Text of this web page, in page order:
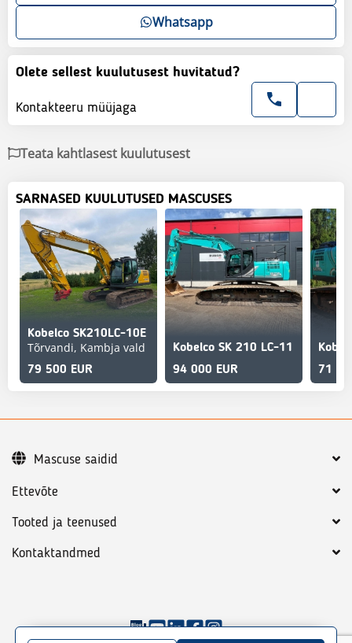
Whatsapp
Olete sellest kuulutusest huvitatud?
Kontakteeru müüjaga
Teata kahtlasest kuulutusest
SARNASED KUULUTUSED MASCUSES
Kobelco SK210LC-10E
Tõrvandi, Kambja vald
79 500 EUR
Kobelco SK 210 LC-11
94 000 EUR
71
Ettevõte
Tooted ja teenused
Kontaktandmed
Mascuse saidid